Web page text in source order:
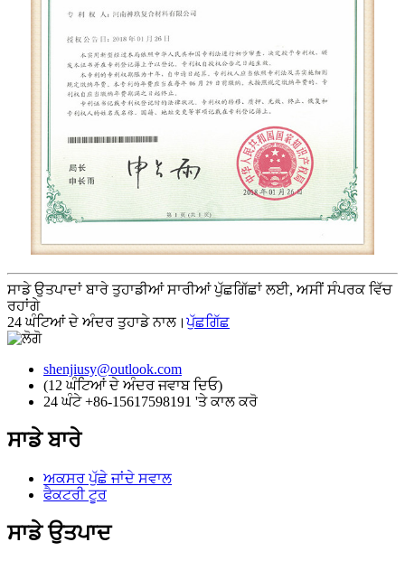
ਸਾਡੇ ਉਤਪਾਦਾਂ ਬਾਰੇ ਤੁਹਾਡੀਆਂ ਸਾਰੀਆਂ ਪੁੱਛਗਿੱਛਾਂ ਲਈ, ਅਸੀਂ ਸੰਪਰਕ ਵਿੱਚ
ਰਹਾਂਗੇ
24 ਘੰਟਿਆਂ ਦੇ ਅੰਦਰ ਤੁਹਾਡੇ ਨਾਲ।ਪੁੱਛਗਿੱਛ
shenjiusy@outlook.com
(12 ਘੰਟਿਆਂ ਦੇ ਅੰਦਰ ਜਵਾਬ ਦਿਓ)
24 ਘੰਟੇ +86-15617598191 'ਤੇ ਕਾਲ ਕਰੋ
ਸਾਡੇ ਬਾਰੇ
ਅਕਸਰ ਪੁੱਛੇ ਜਾਂਦੇ ਸਵਾਲ
ਫੈਕਟਰੀ ਟੂਰ
ਸਾਡੇ ਉਤਪਾਦ